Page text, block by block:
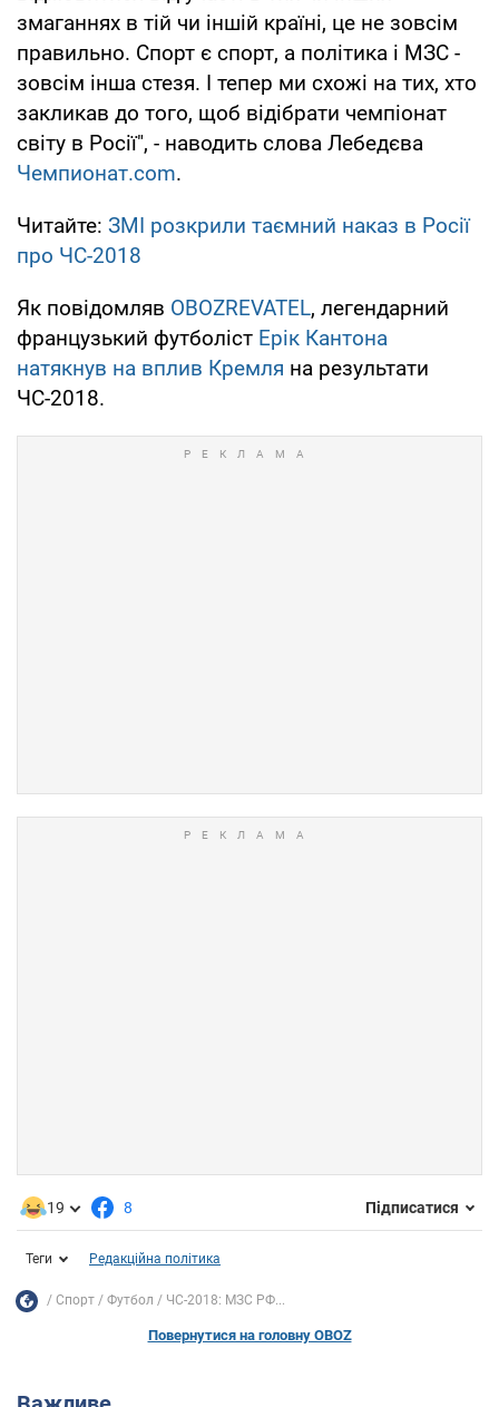
змаганнях в тій чи іншій країні, це не зовсім
правильно. Спорт є спорт, а політика і МЗС -
зовсім інша стезя. І тепер ми схожі на тих, хто
закликав до того, щоб відібрати чемпіонат
світу в Росії", - наводить слова Лебедєва
Чемпионат.com.
Читайте: ЗМІ розкрили таємний наказ в Росії
про ЧС-2018
Як повідомляв OBOZREVATEL, легендарний
французький футболіст Ерік Кантона
натякнув на вплив Кремля на результати
ЧС-2018.
19 8 Підписатися
Теги Редакційна політика
Спорт Футбол ЧС-2018: МЗС РФ...
Повернутися на головну OBOZ